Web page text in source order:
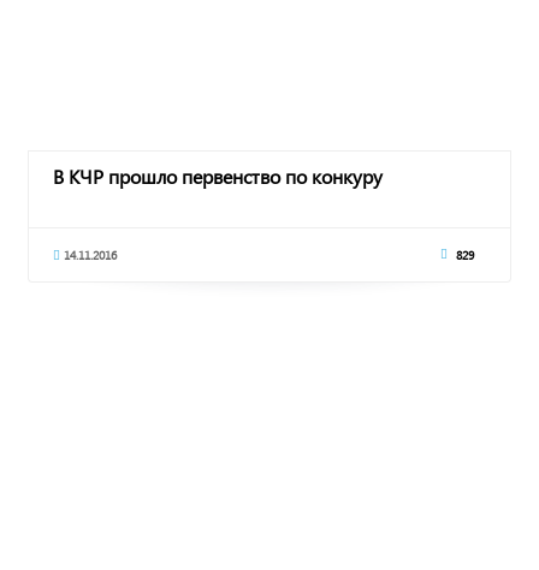
В КЧР прошло первенство по конкуру
14.11.2016 829